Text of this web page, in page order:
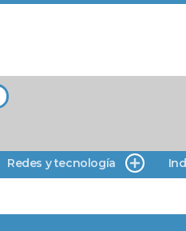
Redes y tecnología